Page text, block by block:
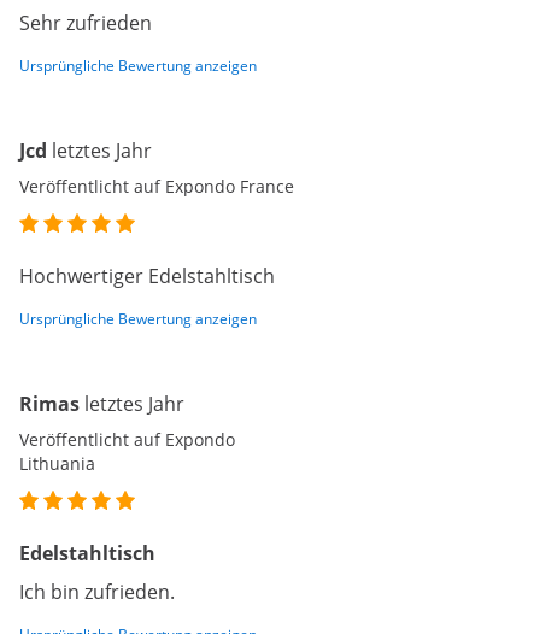
Sehr zufrieden
Ursprüngliche Bewertung anzeigen
Jcd letztes Jahr
Veröffentlicht auf Expondo France
Hochwertiger Edelstahltisch
Ursprüngliche Bewertung anzeigen
Rimas letztes Jahr
Veröffentlicht auf Expondo
Lithuania
Edelstahltisch
Ich bin zufrieden.